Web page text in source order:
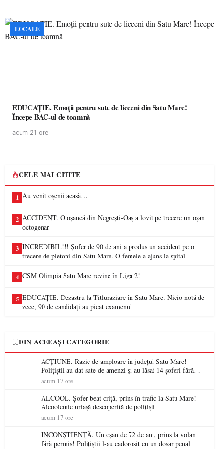
LOCALE
EDUCAȚIE. Emoții pentru sute de liceeni din Satu Mare!
Începe BAC-ul de toamnă
acum 21 ore
CELE MAI CITITE
1 Au venit oșenii acasă…
2 ACCIDENT. O oșancă din Negrești-Oaș a lovit pe trecere un oșan
octogenar
3 INCREDIBIL!!! Șofer de 90 de ani a produs un accident pe o
trecere de pietoni din Satu Mare. O femeie a ajuns la spital
4 CSM Olimpia Satu Mare revine în Liga 2!
5 EDUCAȚIE. Dezastru la Titluraziare în Satu Mare. Nicio notă de
zece, 90 de candidați au picat examenul
DIN ACEEAȘI CATEGORIE
ACȚIUNE. Razie de amploare în județul Satu Mare!
Polițiștii au dat sute de amenzi și au lăsat 14 șoferi fără
permis într-o singură zi
acum 17 ore
ALCOOL. Șofer beat criță, prins în trafic la Satu Mare!
Alcoolemie uriașă descoperită de polițiști
acum 17 ore
INCONȘTIENȚĂ. Un oșan de 72 de ani, prins la volan
fără permis! Polițiștii l-au cadorosit cu un dosar penal